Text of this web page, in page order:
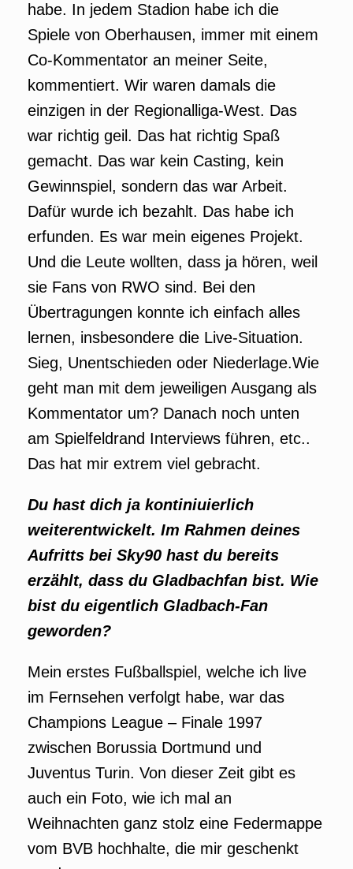
habe. In jedem Stadion habe ich die
Spiele von Oberhausen, immer mit einem
Co-Kommentator an meiner Seite,
kommentiert. Wir waren damals die
einzigen in der Regionalliga-West. Das
war richtig geil. Das hat richtig Spaß
gemacht. Das war kein Casting, kein
Gewinnspiel, sondern das war Arbeit.
Dafür wurde ich bezahlt. Das habe ich
erfunden. Es war mein eigenes Projekt.
Und die Leute wollten, dass ja hören, weil
sie Fans von RWO sind. Bei den
Übertragungen konnte ich einfach alles
lernen, insbesondere die Live-Situation.
Sieg, Unentschieden oder Niederlage.Wie
geht man mit dem jeweiligen Ausgang als
Kommentator um? Danach noch unten
am Spielfeldrand Interviews führen, etc..
Das hat mir extrem viel gebracht.
Du hast dich ja kontiniuierlich
weiterentwickelt. Im Rahmen deines
Aufritts bei Sky90 hast du bereits
erzählt, dass du Gladbachfan bist. Wie
bist du eigentlich Gladbach-Fan
geworden?
Mein erstes Fußballspiel, welche ich live
im Fernsehen verfolgt habe, war das
Champions League – Finale 1997
zwischen Borussia Dortmund und
Juventus Turin. Von dieser Zeit gibt es
auch ein Foto, wie ich mal an
Weihnachten ganz stolz eine Federmappe
vom BVB hochhalte, die mir geschenkt